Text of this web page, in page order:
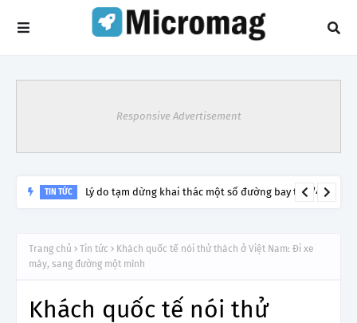
Responsive Advertisement
TIN TỨC Lý do tạm dừng khai thác một số đường bay từ 1/4
Trang chủ Tin tức
Khách quốc tế nói thử thách ở Việt Nam: Đi xe
máy, sang đường một mình
Khách quốc tế nói thử